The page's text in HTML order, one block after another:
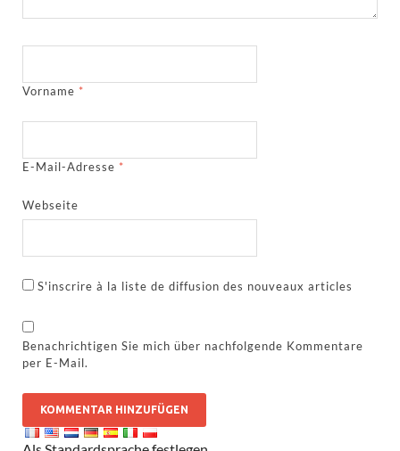
Vorname *
E-Mail-Adresse *
Webseite
S'inscrire à la liste de diffusion des nouveaux articles
Benachrichtigen Sie mich über nachfolgende Kommentare
per E-Mail.